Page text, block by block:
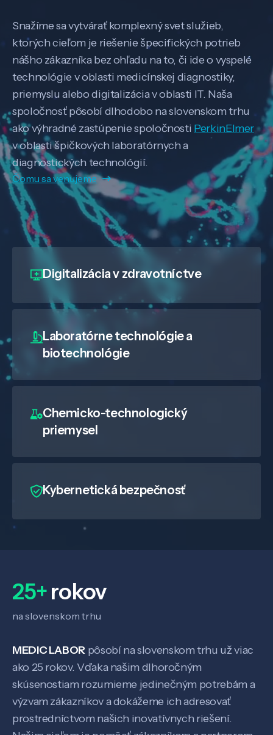
Veda a výskum
Pôsobenie
Snažíme sa vytvárať komplexný svet služieb,
ktorých cieľom je riešenie špecifických potrieb
nášho zákazníka bez ohľadu na to, či ide o vyspelé
technológie v oblasti medicínskej diagnostiky,
priemyslu alebo digitalizácia v oblasti IT. Naša
spoločnosť pôsobí dlhodobo na slovenskom trhu
ako výhradné zastúpenie spoločnosti PerkinElmer
v oblasti špičkových laboratórnych a
diagnostických technológií.
Čomu sa venujeme
Digitalizáciav zdravotníctve
Laboratórne technológie a
biotechnológie
Chemicko-technologický
priemysel
Kybernetická bezpečnosť
25+rokov
na slovenskom trhu
MEDIC LABOR pôsobí na slovenskom trhu už viac
ako 25 rokov. Vďaka našim dlhoročným
skúsenostiam rozumieme jedinečným potrebám a
výzvam zákazníkov a dokážeme ich adresovať
prostredníctvom našich inovatívnych riešení.